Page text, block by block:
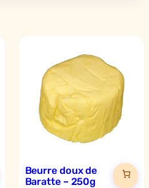
Beurre doux de
Baratte – 250g